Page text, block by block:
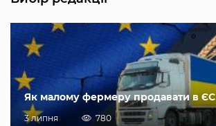
Як малому фермеру продавати в ЄС
3 липня 780